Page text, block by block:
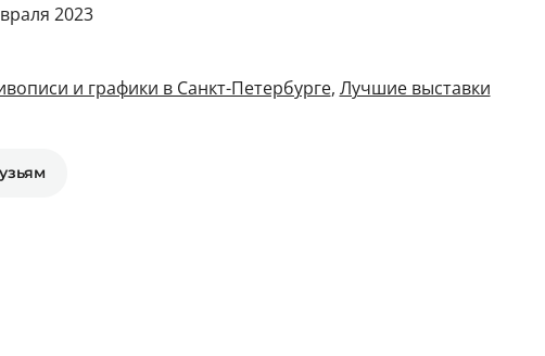
2023
и графики в Санкт-Петербурге, Лучшие выставки